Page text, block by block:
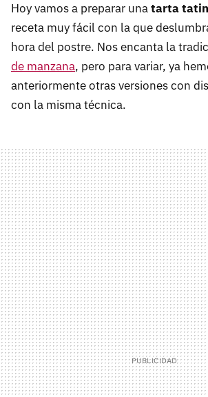
Hoy vamos a preparar unatarta
receta muy fácil con la que
hora del postre. Nos encanta la
de manzana, pero para variar, ya
anteriormente otras versiones con
con la misma técnica.